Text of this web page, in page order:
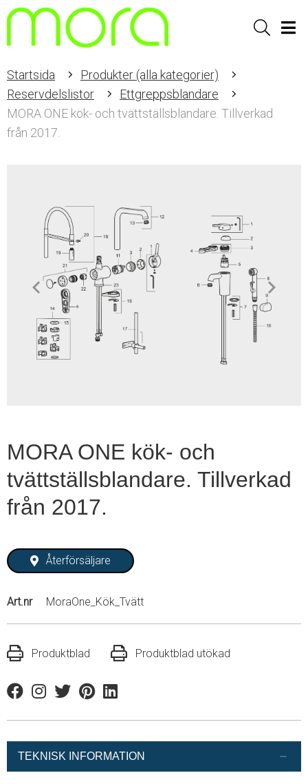
Sök
Startsida
Produkter (alla kategorier)
Reservdelslistor
Ettgreppsblandare
MORA ONE kök- och tvättställsblandare. Tillverkad
från 2017.
MORA ONE kök- och
tvättställsblandare. Tillverkad
från 2017.
Återförsäljare
Art.nr MoraOne_Kök_Tvätt
Produktblad Produktblad utökad
FacebookInstagram
TwitterPinterestLinkedin
TEKNISK INFORMATION